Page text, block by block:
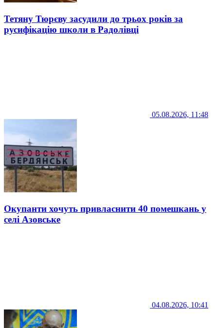
Тетяну Тюрєву засудили до трьох років за
русифікацію школи в Радолівці
05.08.2026, 11:48
Окупанти хочуть привласнити 40 помешкань у
селі Азовське
04.08.2026, 10:41